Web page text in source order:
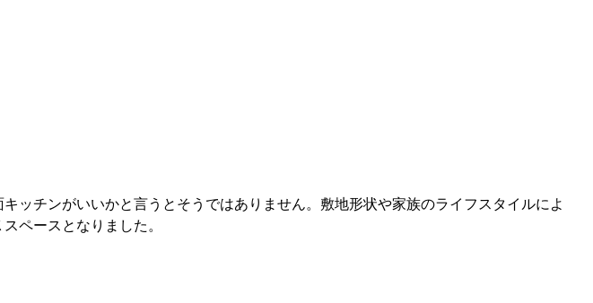
ッチンがいいかと言うとそうではありません。敷地形状や家族のライフスタイルによ
ペースとなりました。